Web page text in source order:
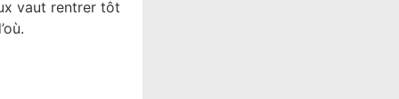
vaut rentrer tôt